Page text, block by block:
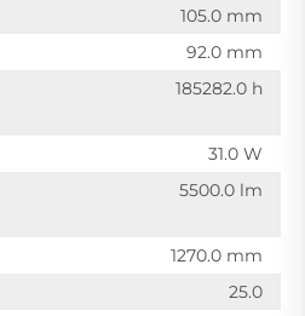
105.0 mm
92.0 mm
185282.0 h
31.0 W
5500.0 lm
1270.0 mm
25.0